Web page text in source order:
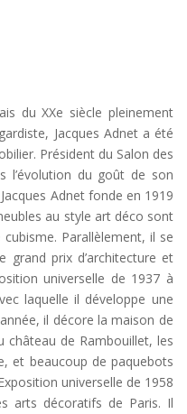
du XXe siècle pleinement
Jacques Adnet a été
Président du Salon des
l’évolution du goût de son
Adnet fonde en 1919
au style art déco sont
Parallèlement, il se
prix d’architecture et
universelle de 1937 à
laquelle il développe une
il décore la maison de
château de Rambouillet, les
et beaucoup de paquebots
universelle de 1958
arts décoratifs de Paris. Il